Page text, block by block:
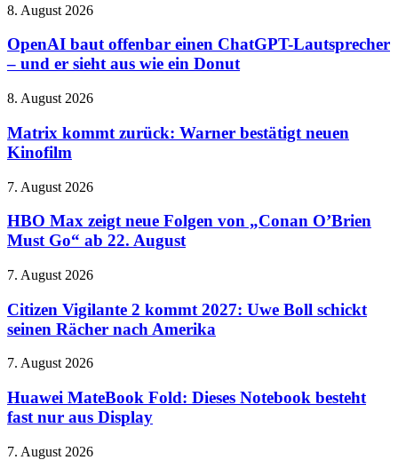
Edwards
beim
Rebirth-
aus
OpenAI
offenbar
einen
ChatGPT-
–
er
sieht
wie
Donut
8. August 2026
OpenAI baut offenbar einen ChatGPT-Lautsprecher
– und er sieht aus wie ein Donut
Matrix
zurück:
Warner
bestätigt
Kinofilm
8. August 2026
Matrix kommt zurück: Warner bestätigt neuen
Kinofilm
HBO
zeigt
neue
Folgen
„Conan
Must
Go“
22.
7. August 2026
HBO Max zeigt neue Folgen von „Conan O’Brien
Must Go“ ab 22. August
Citizen
2
kommt
2027:
Boll
seinen
Rächer
Amerika
7. August 2026
Citizen Vigilante 2 kommt 2027: Uwe Boll schickt
seinen Rächer nach Amerika
Huawei
Fold:
Dieses
Notebook
fast
7. August 2026
Huawei MateBook Fold: Dieses Notebook besteht
fast nur aus Display
Meta
7. August 2026